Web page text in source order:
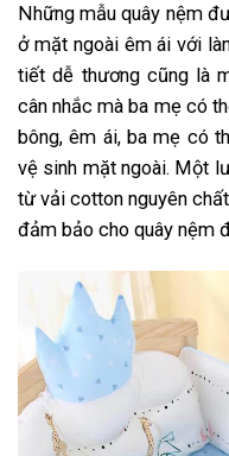
Những mẫu quây nệm
ở mặt ngoài êm ái với
tiết dễ thương cũng là
cân nhắc mà ba mẹ có
bông, êm ái, ba mẹ có
vệ sinh mặt ngoài. Một
từ vải cotton nguyên
đảm bảo cho quây nệm